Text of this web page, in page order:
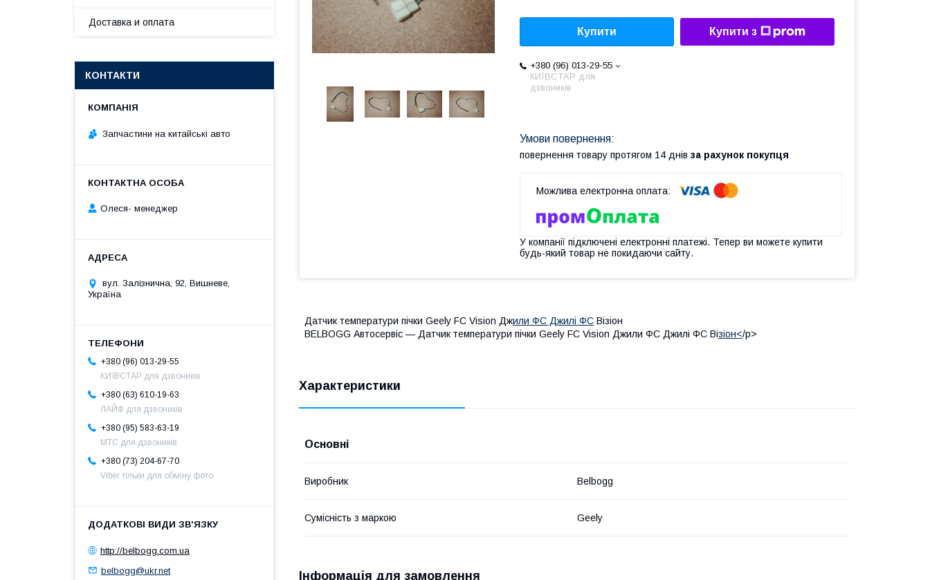
Купити Купити з
+380 (96) 013-29-55
КИЇВСТАР для
дзвоників
повернення товару протягом 14 днів за рахунок покупця
У компанії підключені електронні платежі. Тепер ви можете купити
будь-який товар не покидаючи сайту.
Датчик температури пічки Geely FC Vision Джили ФС Джилі ФС Візіон
BELBOGG Автосервіс — Датчик температури пічки Geely FC Vision Джили ФС Джилі ФС Візіон</p>
Характеристики
Основні
Виробник Belbogg
Сумісність з маркою Geely
Інформація для замовлення
Доставка и оплата
КОНТАКТИ
Запчастини на китайські авто
Олеся- менеджер
вул. Залізнична, 92, Вишневе,
Україна
+380 (96) 013-29-55
КИЇВСТАР для дзвоників
+380 (63) 610-19-63
ЛАЙФ для дзвоників
+380 (95) 583-63-19
МТС для дзвоників
+380 (73) 204-67-70
Viber тільки для обміну фото
http://belbogg.com.ua
belbogg@ukr.net